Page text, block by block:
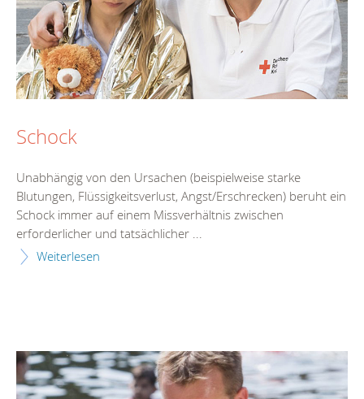
Schock
Unabhängig von den Ursachen (beispielweise starke
Blutungen, Flüssigkeitsverlust, Angst/Erschrecken) beruht ein
Schock immer auf einem Missverhältnis zwischen
erforderlicher und tatsächlicher ...
Weiterlesen